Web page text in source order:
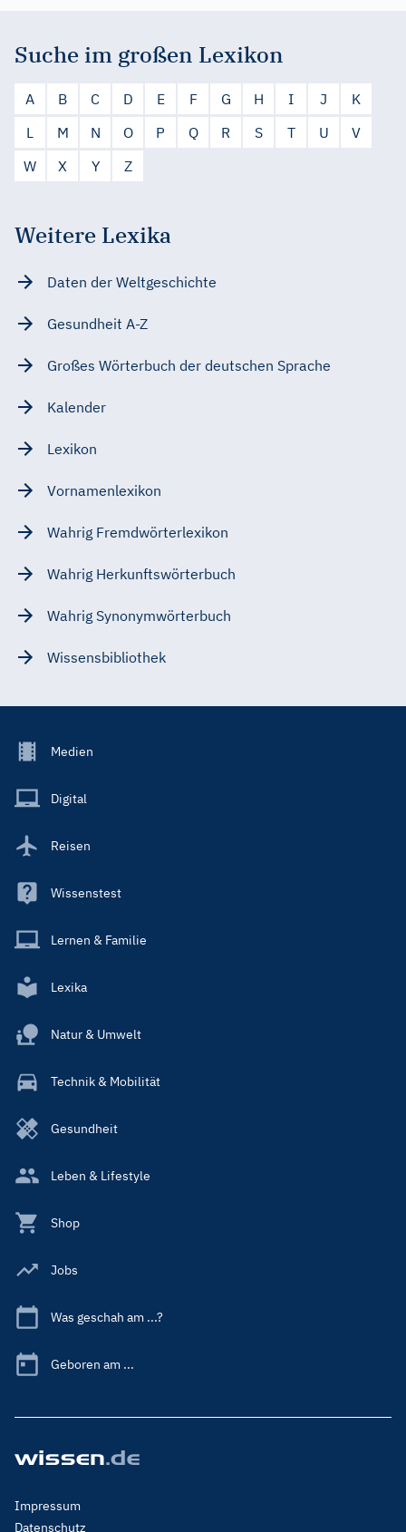
Suche im großen Lexikon
A B C D E F G H I J
K
L
M N O P Q R S T U
V
W
X Y Z
Weitere Lexika
Daten der Weltgeschichte
Gesundheit A-Z
Großes Wörterbuch der deutschen Sprache
Kalender
Lexikon
Vornamenlexikon
Wahrig Fremdwörterlexikon
Wahrig Herkunftswörterbuch
Wahrig Synonymwörterbuch
Wissensbibliothek
Footer
Main
Medien
Digital
Reisen
Wissenstest
Lernen & Familie
Lexika
Natur & Umwelt
Technik & Mobilität
Gesundheit
Leben & Lifestyle
Shop
Jobs
Was geschah am ...?
Geboren am ...
Footer
Menu
Impressum
Datenschutz